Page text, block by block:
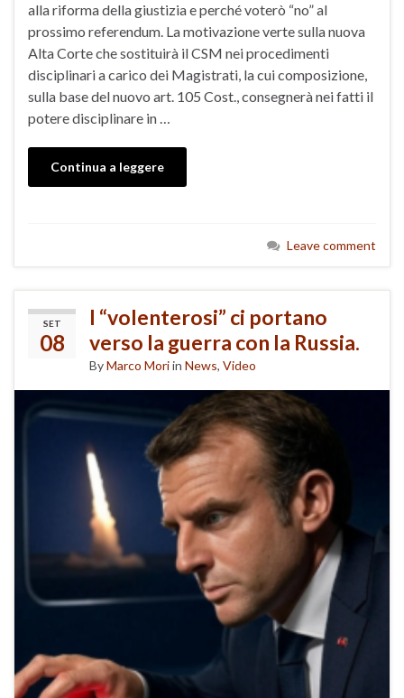
alla riforma della giustizia e perché voterò “no” al
prossimo referendum. La motivazione verte sulla nuova
Alta Corte che sostituirà il CSM nei procedimenti
disciplinari a carico dei Magistrati, la cui composizione,
sulla base del nuovo art. 105 Cost., consegnerà nei fatti il
potere disciplinare in …
Continua a leggere
Leave comment
SET
08
I “volenterosi” ci portano
verso la guerra con la Russia.
ByMarco Moriin News, Video